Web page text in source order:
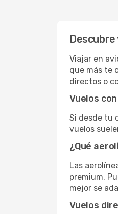
Viajar en
que más te
directos o
Vuelos
Si desde tu
vuelos
¿Qué
Las
premium.
mejor se
Vuelos